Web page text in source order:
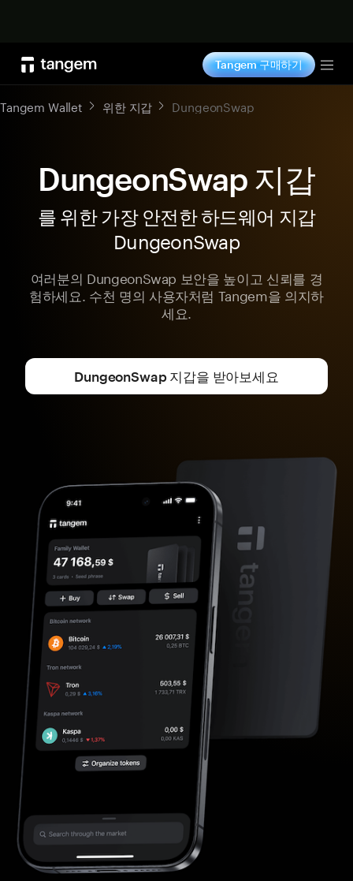
Tangem 구매하기
Tangem Wallet 위한 지갑 DungeonSwap
DungeonSwap 지갑
를 위한 가장 안전한 하드웨어 지갑
DungeonSwap
여러분의 DungeonSwap 보안을 높이고 신뢰를 경
험하세요. 수천 명의 사용자처럼 Tangem을 의지하
세요.
DungeonSwap 지갑을 받아보세요